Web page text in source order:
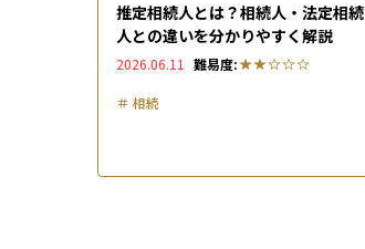
推定相続人とは？相続人・法定相続
人との違いを分かりやすく解説
2026.06.11 難易度:
＃ 相続